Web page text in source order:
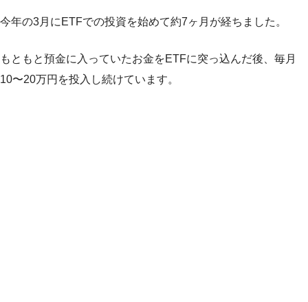
今年の3月にETFでの投資を始めて約7ヶ月が経ちました。
もともと預金に入っていたお金をETFに突っ込んだ後、毎月
10〜20万円を投入し続けています。